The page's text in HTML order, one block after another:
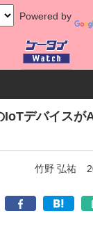
Powered by
・サービス テレ
IoTデバイスが
竹野 弘祐